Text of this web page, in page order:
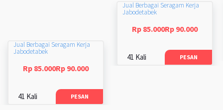
Jual Berbagai Seragam Kerja
Jabodetabek
Rp 85.000Rp 90.000
41 Kali PESAN
Jual Berbagai Seragam Kerja
Jabodetabek
Rp 85.000Rp 90.000
41 Kali PESAN